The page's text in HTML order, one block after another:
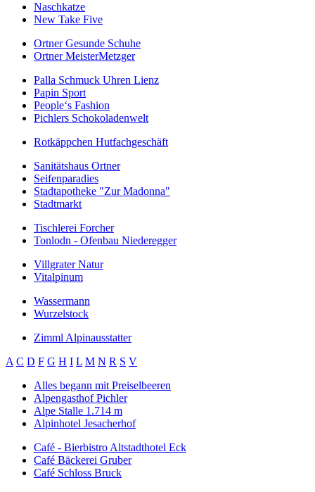
Naschkatze
New Take Five
Ortner Gesunde Schuhe
Ortner MeisterMetzger
Palla Schmuck Uhren Lienz
Papin Sport
People‘s Fashion
Pichlers Schokoladenwelt
Rotkäppchen Hutfachgeschäft
Sanitätshaus Ortner
Seifenparadies
Stadtapotheke "Zur Madonna"
Stadtmarkt
Tischlerei Forcher
Tonlodn - Ofenbau Niederegger
Villgrater Natur
Vitalpinum
Wassermann
Wurzelstock
Zimml Alpinausstatter
A C D F G H I L M N R S V
Alles begann mit Preiselbeeren
Alpengasthof Pichler
Alpe Stalle 1.714 m
Alpinhotel Jesacherhof
Café - Bierbistro Altstadthotel Eck
Café Bäckerei Gruber
Café Schloss Bruck